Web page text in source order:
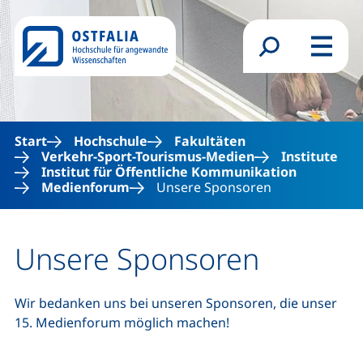
Direkt zum Inhalt
Suchformular
Menü
Start Hochschule
Fakultäten
Verkehr-Sport-Tourismus-Medien
Institute
Institut für Öffentliche Kommunikation
Medienforum
Unsere Sponsoren
Unsere Sponsoren
Wir bedanken uns bei unseren Sponsoren, die unser
15. Medienforum möglich machen!